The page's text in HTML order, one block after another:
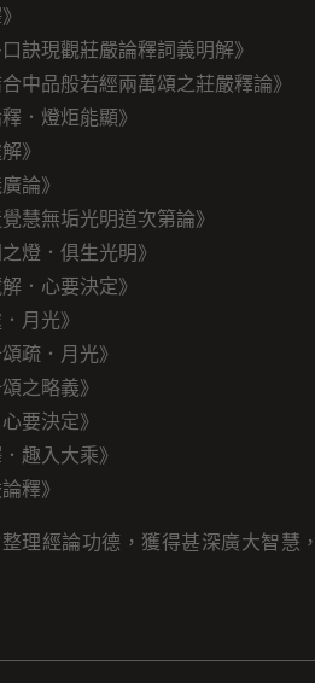
訣現觀莊嚴論釋詞義明解》
中品般若經兩萬頌之莊嚴釋論》
．燈炬能顯》
》
論》
慧無垢光明道次第論》
燈．俱生光明》
．心要決定》
月光》
疏．月光》
之略義》
要決定》
趣入大乘》
釋》
理經論功德，獲得甚深廣大智慧